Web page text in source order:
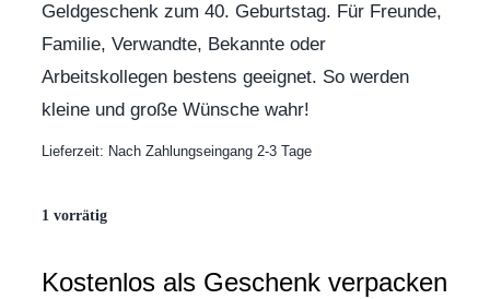
Geldgeschenk zum 40. Geburtstag. Für Freunde,
Familie, Verwandte, Bekannte oder
Arbeitskollegen bestens geeignet. So werden
kleine und große Wünsche wahr!
Lieferzeit: Nach Zahlungseingang 2-3 Tage
1 vorrätig
Kostenlos als Geschenk verpacken